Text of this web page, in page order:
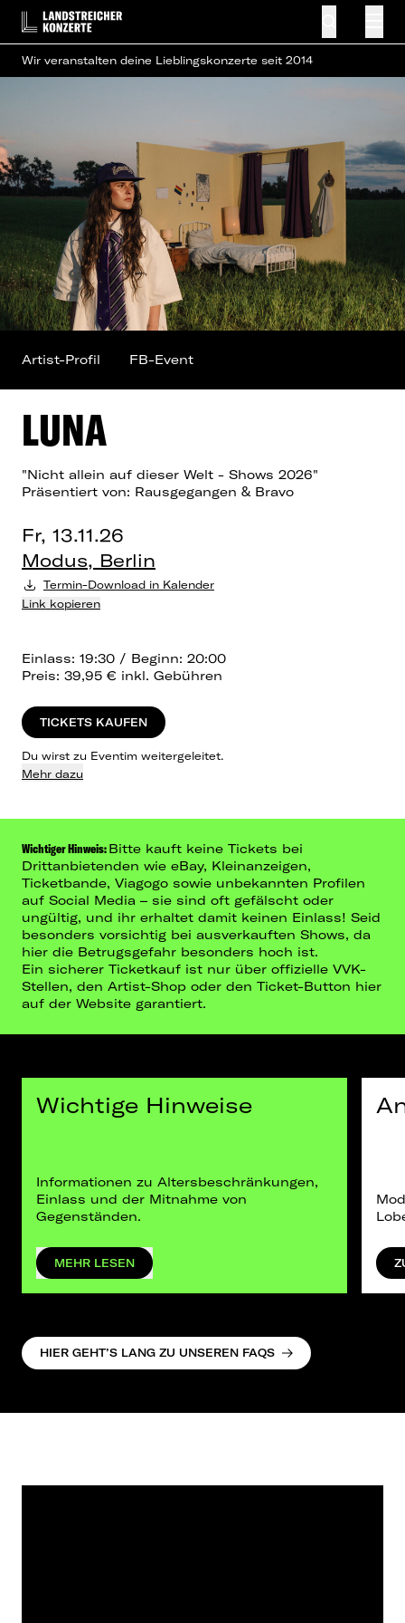
Wir veranstalten deine Lieblingskonzerte seit 2014
LUNA
"Nicht allein auf dieser Welt - Shows 2026"
Präsentiert von: Rausgegangen & Bravo
Fr, 13.11.26
Modus, Berlin
Termin-Download in Kalender
Link kopieren
Einlass: 19:30 / Beginn: 20:00
Preis: 39,95 € inkl. Gebühren
TICKETS KAUFEN
Du wirst zu Eventim weitergeleitet.
Mehr dazu
Artist-Profil FB-Event
Wichtiger Hinweis:Bitte kauft keine Tickets bei
Drittanbietenden wie eBay, Kleinanzeigen,
Ticketbande, Viagogo sowie unbekannten Profilen
auf Social Media – sie sind oft gefälscht oder
ungültig, und ihr erhaltet damit keinen Einlass! Seid
besonders vorsichtig bei ausverkauften Shows, da
hier die Betrugsgefahr besonders hoch ist.
Ein sicherer Ticketkauf ist nur über offizielle VVK-
Stellen, den Artist-Shop oder den Ticket-Button hier
auf der Website garantiert.
Wichtige Hinweise
Informationen zu Altersbeschränkungen,
Einlass und der Mitnahme von
Gegenständen.
MEHR LESEN
HIER GEHT’S LANG ZU UNSEREN FAQS